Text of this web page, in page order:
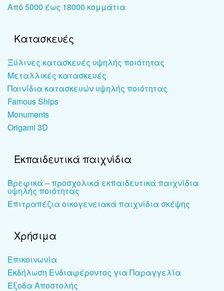
Από 5000 έως 18000 κομμάτια
Κατασκευές
Ξύλινες κατασκευές υψηλής ποιότητας
Μεταλλικές κατασκευές
Παινίδια κατασκευών υψηλής ποιότητας
Famous Ships
Monuments
Origami 3D
Εκπαιδευτικά παιχνίδια
Βρεφικά – προσχολικά εκπαιδευτικά παιχνίδια
υψηλής ποιότητας
Επιτραπέζια οικογενειακά παιχνίδια σκέψης
Χρήσιμα
Επικοινωνία
Εκδήλωση Ενδιαφέροντος για Παραγγελία
Έξοδα Αποστολής